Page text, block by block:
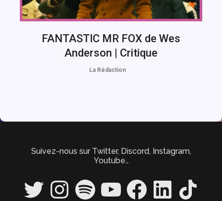
FANTASTIC MR FOX de Wes
Anderson | Critique
La Rédaction
Suivez-nous sur Twitter, Discord, Instagram,
Youtube…
Twitter InstagramSpotify YouTube FacebookLinkedIn TikTok